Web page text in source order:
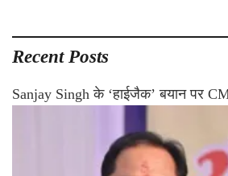
Recent Posts
Sanjay Singh के ‘हाईजैक’ बयान पर